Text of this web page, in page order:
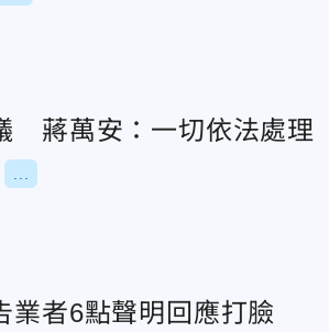
蔣萬安：一切依法處理
者6點聲明回應打臉